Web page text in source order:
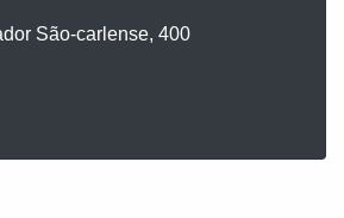
São-carlense, 400